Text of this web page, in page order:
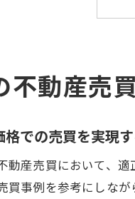
不動産売
格での売買を実現
動産売買において、
買事例を参考にしな